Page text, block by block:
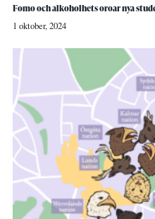
Fomo och alkoholhets oroar nya
1 oktober, 2024